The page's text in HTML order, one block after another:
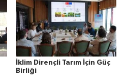
İklim Dirençli Tarım İçin Güç
Birliği